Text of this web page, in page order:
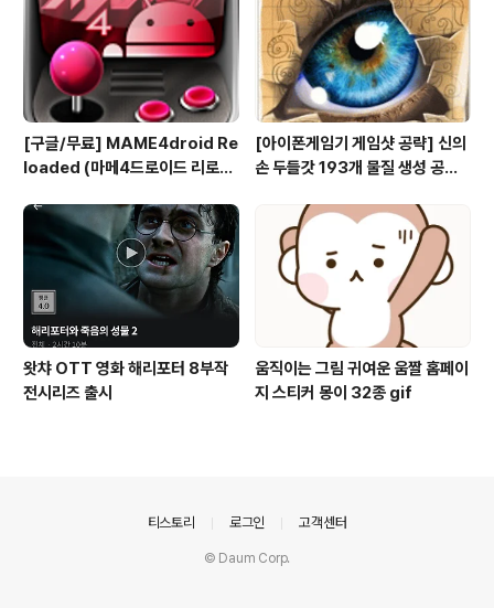
[구글/무료] MAME4droid Re
loaded (마메4드로이드 리로디
os & rooms 게임폰
[아이폰게임기 게임샷 공략] 신의
손 두들갓 193개 물질 생성 공략
왓챠 OTT 영화 해리포터 8부작
전시리즈 출시
움직이는 그림 귀여운 움짤 홈페이
지 스티커 몽이 32종 gif
티스토리 로그인 고객센터
© Daum Corp.